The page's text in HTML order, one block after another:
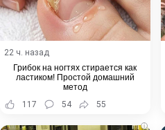
22 ч. назад
Грибок на ногтях стирается как
ластиком! Простой домашний
метод
117
54 55
i